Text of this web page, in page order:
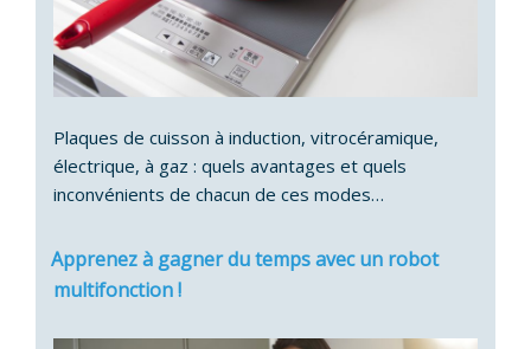
Plaques de cuisson à induction, vitrocéramique,
électrique, à gaz : quels avantages et quels
inconvénients de chacun de ces modes…
Apprenez à gagner du temps avec un robot
multifonction !